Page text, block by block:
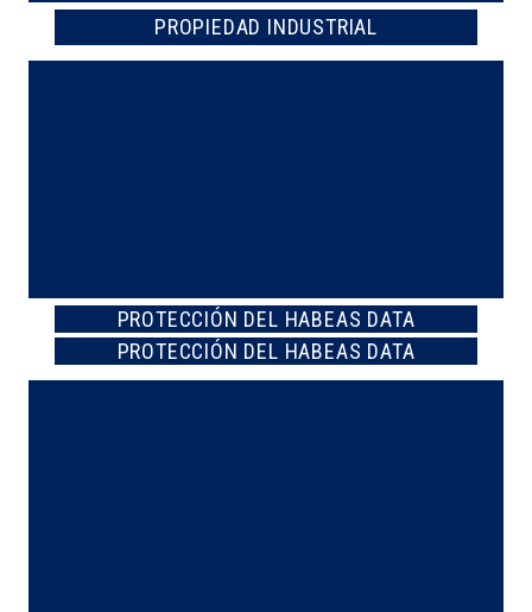
PROPIEDAD INDUSTRIAL
PROTECCIÓN DEL HABEAS DATA
PROTECCIÓN DEL HABEAS DATA